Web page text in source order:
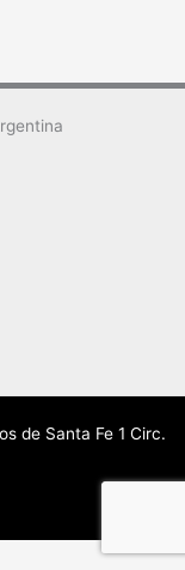
de Santa Fe 1 Circ.